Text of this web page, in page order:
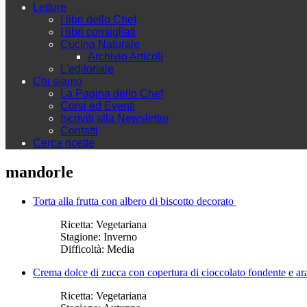
Letture
I libri dello Chef
I libri consigliati
Cucina Naturale
Archivio Articoli
L'editoriale
Chi siamo
La Pagina dello Chef
Corsi ed Eventi
Iscriviti alla Newsletter
Contatti
Cerca ricette
mandorle
Torta alla frutta con albero di biscotto decorato
Ricetta: Vegetariana
Stagione: Inverno
Difficoltà: Media
Crema dolce di zucca con copertura di cioccolato fondente e
Ricetta: Vegetariana